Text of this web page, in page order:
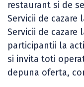
restaurant si de
Servicii de cazare
Servicii de cazare
participantii la
si invita toti
depuna oferta,